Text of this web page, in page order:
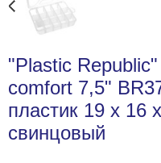
"Plastic
comfort 7,5"
пластик 19 x 16
свинцовый